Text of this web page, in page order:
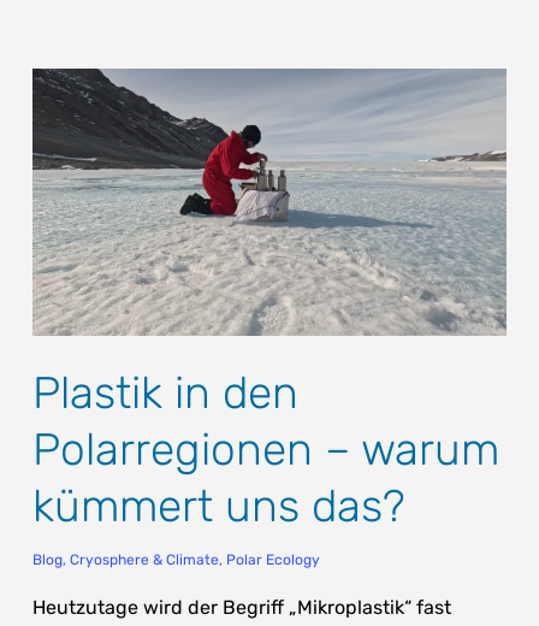
Plastik in den
Polarregionen – warum
kümmert uns das?
Blog, Cryosphere & Climate, Polar Ecology
Heutzutage wird der Begriff „Mikroplastik“ fast